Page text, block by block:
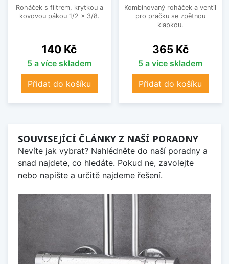
Roháček s filtrem, krytkou a
kovovou pákou 1/2 x 3/8.
Cena
140 Kč
5 a více skladem
Přidat do košíku
Kombinovaný roháček a ventil
pro pračku se zpětnou
klapkou.
Cena
365 Kč
5 a více skladem
Přidat do košíku
SOUVISEJÍCÍ ČLÁNKY Z NAŠÍ PORADNY
Nevíte jak vybrat? Nahlédněte do naší poradny a
snad najdete, co hledáte. Pokud ne, zavolejte
nebo napište a určitě najdeme řešení.